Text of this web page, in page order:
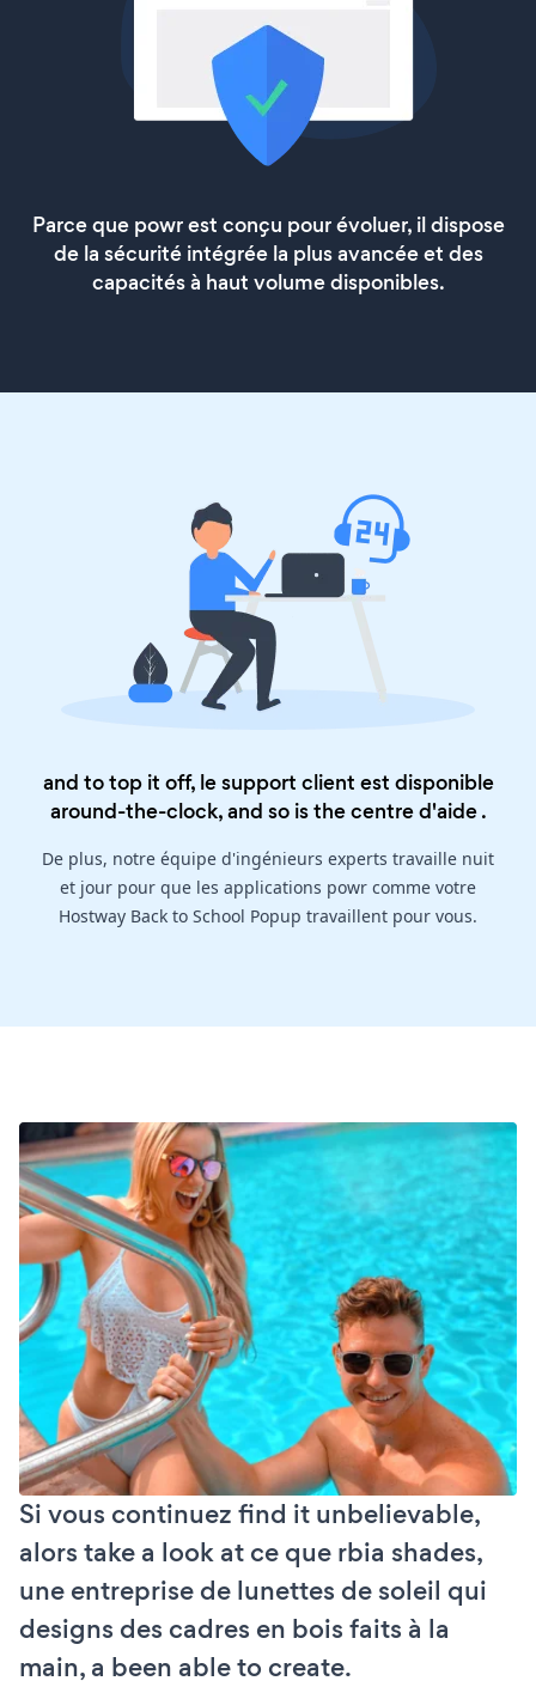
Parce que powr est conçu pour évoluer, il dispose
de la sécurité intégrée la plus avancée et des
capacités à haut volume disponibles.
and to top it off, le support client est disponible
around-the-clock, and so is thecentre d'aide.
De plus, notre équipe d'ingénieurs experts travaille nuit
et jour pour que les applications powr comme votre
Hostway Back to School Popup travaillent pour vous.
Si vous continuez find it unbelievable,
alors take a look at ce que rbia shades,
une entreprise de lunettes de soleil qui
designs des cadres en bois faits à la
main, a been able to create.